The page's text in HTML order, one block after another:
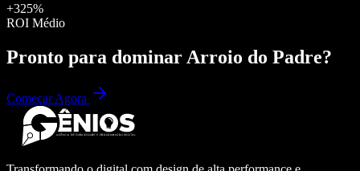
+325%
ROI Médio
Pronto para dominar Arroio do Padre?
Começar Agora